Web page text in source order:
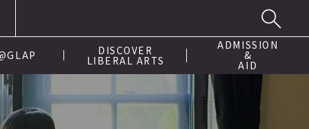
DISCOVER
LIBERAL ARTS
ADMISSION
&
AID